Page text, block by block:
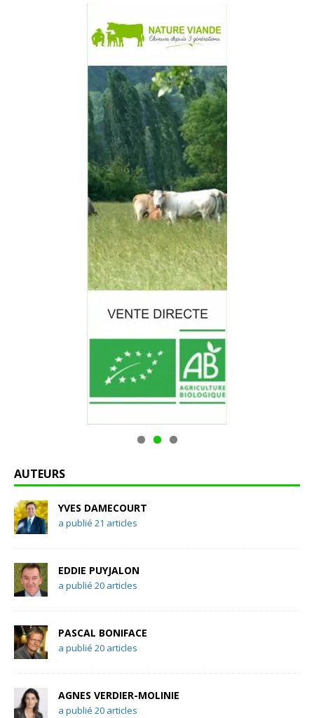
AUTEURS
YVES DAMECOURT
a publié 21 articles
EDDIE PUYJALON
a publié 20 articles
PASCAL BONIFACE
a publié 20 articles
AGNES VERDIER-MOLINIE
a publié 20 articles